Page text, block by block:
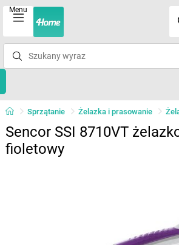
Menu
Sprzątanie Żelazka i prasowanie
Sencor SSI 8710VT
fioletowy